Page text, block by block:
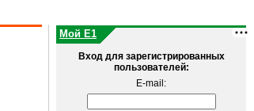
Мой E1
Вход для зарегистрированных
пользователей:
E-mail: